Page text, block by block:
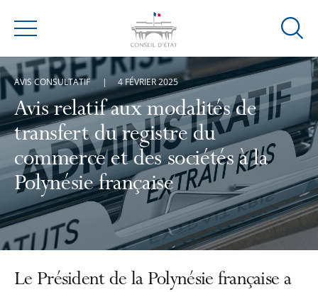
Menu
Ouvrir
de
Avis relatif aux modalités de
transfert du registre du
commerce et des sociétés à la
Polynésie française
AVIS CONSULTATIF 4 FÉVRIER 2025
Le Président de la Polynésie française a